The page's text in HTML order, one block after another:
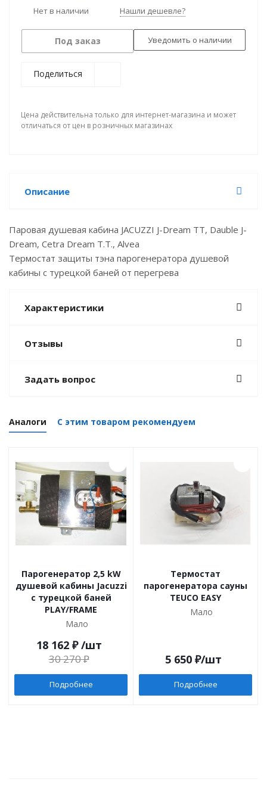
Нет в наличии Нашли дешевле?
Под заказ Уведомить о наличии
Поделиться
Цена действительна только для интернет-магазина и может
отличаться от цен в розничных магазинах
Описание
Паровая душевая кабина JACUZZI J-Dream TT, Dauble J-
Dream, Cetra Dream T.T., Alvea
Термостат защиты тэна парогенератора душевой
кабины с турецкой баней от перегрева
Характеристики
Отзывы
Задать вопрос
Аналоги С этим товаром рекомендуем
Парогенератор 2,5 kW
душевой кабины Jacuzzi
с турецкой баней
PLAY/FRAME
Мало
18 162₽ /шт
30 270₽
Подробнее
Термостат
парогенератора сауны
TEUCO EASY
Мало
5 650 ₽/шт
Подробнее